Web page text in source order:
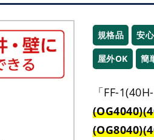
規格品 安
屋外OK 簡
「FF-